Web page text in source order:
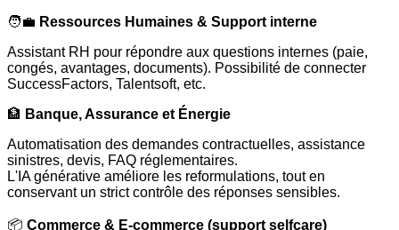
🧑‍💼 Ressources Humaines & Support interne
Assistant RH pour répondre aux questions internes (paie,
congés, avantages, documents). Possibilité de connecter
SuccessFactors, Talentsoft, etc.
🏦 Banque, Assurance et Énergie
Automatisation des demandes contractuelles, assistance
sinistres, devis, FAQ réglementaires.
L'IA générative améliore les reformulations, tout en
conservant un strict contrôle des réponses sensibles.
📦 Commerce & E-commerce (support selfcare)